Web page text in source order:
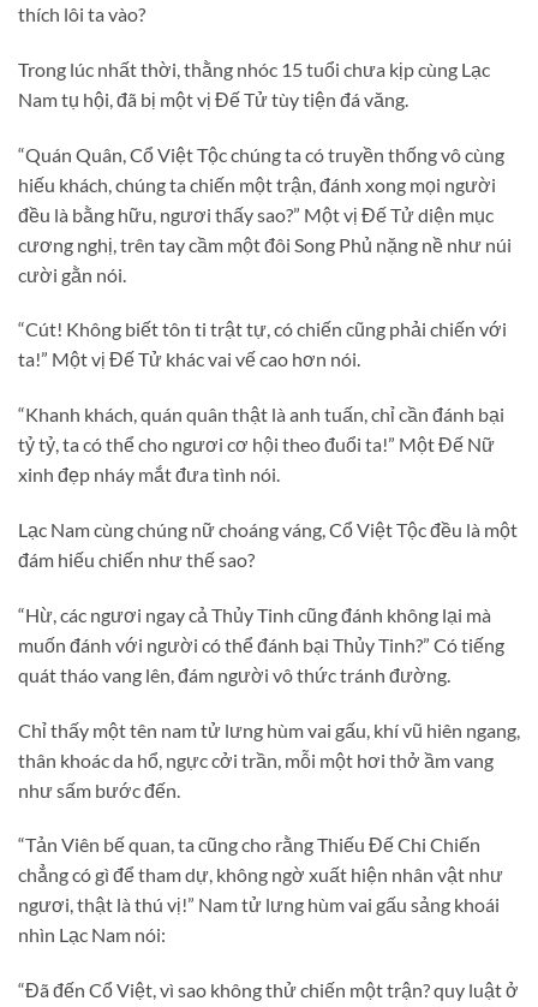
thích lôi ta vào?
Trong lúc nhất thời, thằng nhóc 15 tuổi chưa kịp cùng Lạc
Nam tụ hội, đã bị một vị Đế Tử tùy tiện đá văng.
“Quán Quân, Cổ Việt Tộc chúng ta có truyền thống vô cùng
hiếu khách, chúng ta chiến một trận, đánh xong mọi người
đều là bằng hữu, ngươi thấy sao?” Một vị Đế Tử diện mục
cương nghị, trên tay cầm một đôi Song Phủ nặng nề như núi
cười gằn nói.
“Cút! Không biết tôn ti trật tự, có chiến cũng phải chiến với
ta!” Một vị Đế Tử khác vai vế cao hơn nói.
“Khanh khách, quán quân thật là anh tuấn, chỉ cần đánh bại
tỷ tỷ, ta có thể cho ngươi cơ hội theo đuổi ta!” Một Đế Nữ
xinh đẹp nháy mắt đưa tình nói.
Lạc Nam cùng chúng nữ choáng váng, Cổ Việt Tộc đều là một
đám hiếu chiến như thế sao?
“Hừ, các ngươi ngay cả Thủy Tinh cũng đánh không lại mà
muốn đánh với người có thể đánh bại Thủy Tinh?” Có tiếng
quát tháo vang lên, đám người vô thức tránh đường.
Chỉ thấy một tên nam tử lưng hùm vai gấu, khí vũ hiên ngang,
thân khoác da hổ, ngực cởi trần, mỗi một hơi thở ầm vang
như sấm bước đến.
“Tản Viên bế quan, ta cũng cho rằng Thiếu Đế Chi Chiến
chẳng có gì để tham dự, không ngờ xuất hiện nhân vật như
ngươi, thật là thú vị!” Nam tử lưng hùm vai gấu sảng khoái
nhìn Lạc Nam nói:
“Đã đến Cổ Việt, vì sao không thử chiến một trận? quy luật ở